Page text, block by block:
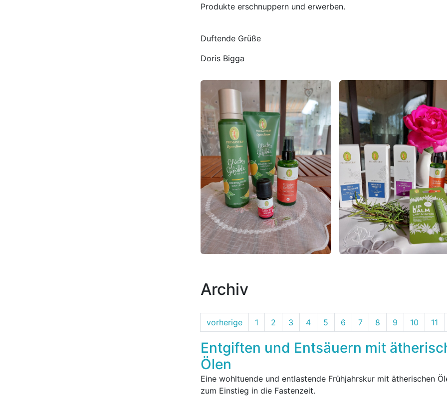
Produkte erschnuppern und erwerben.
Duftende Grüße
Doris Bigga
Archiv
vorherige 1 2 3 4 5 6 7 8 9 10 11
Entgiften und Entsäuern mit
Ölen
Eine wohltuende und entlastende Frühjahrskur mit ätherischen
zum Einstieg in die Fastenzeit.